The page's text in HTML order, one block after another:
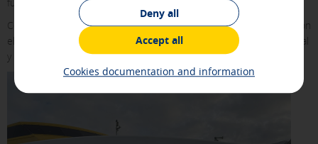
futuro.
Con esta iniciativa, Fred. Olsen Express reafirma su compromiso con
el patrimonio cultural de Canarias, contribuyendo al desarrollo social
y cultural de las islas más allá del transporte.
Accept all
Deny all
Cookies documentation and information
information they collect is aggregated and, therefore, is
anonymous.
[See cookies details]
Advertising and social media cookies
are used to show you relevant advertising related to your
store personal information but are based on the unique
identification of your browser and Internet device.